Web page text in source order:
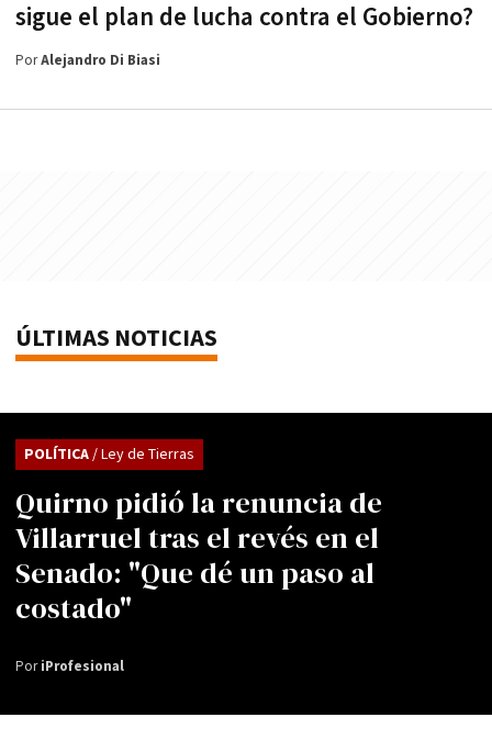
sigue el plan de lucha contra el Gobierno?
PorAlejandro Di Biasi
ÚLTIMAS NOTICIAS
Quirno pidió la renuncia de
Villarruel tras el revés en el
Senado: "Que dé un paso al
costado"
POLÍTICA/ Ley de Tierras
PoriProfesional